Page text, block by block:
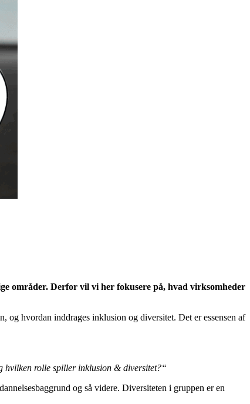
områder. Derfor vil vi her fokusere på, hvad virksomheder
og hvordan inddrages inklusion og diversitet. Det er essensen af
hvilken rolle spiller inklusion & diversitet?“
og så videre. Diversiteten i gruppen er en